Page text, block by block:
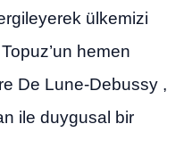
ülkemizi
hemen
De Lune-Debussy ,
ile duygusal bir